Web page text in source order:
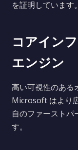
を証明しています。
コアイン
エンジン
高い可視性のある
Microsoft はより
自のファーストパ
す。